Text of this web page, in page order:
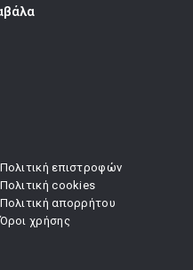
Πολιτική επιστροφών
Πολιτική cookies
Πολιτική απορρήτου
Όροι χρήσης